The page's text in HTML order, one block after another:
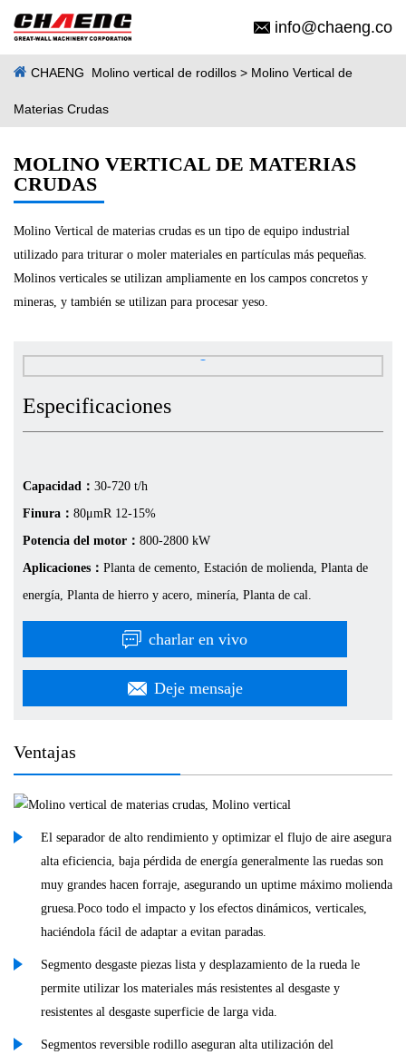
info@chaeng.co
CHAENG Molino vertical de rodillos > Molino Vertical de
Materias Crudas
MOLINO VERTICAL DE MATERIAS
CRUDAS
Molino Vertical de materias crudas es un tipo de equipo industrial
utilizado para triturar o moler materiales en partículas más pequeñas.
Molinos verticales se utilizan ampliamente en los campos concretos y
mineras, y también se utilizan para procesar yeso.
Especificaciones
Capacidad： 30-720 t/h
Finura： 80μmR 12-15%
Potencia del motor： 800-2800 kW
Aplicaciones： Planta de cemento, Estación de molienda, Planta de
energía, Planta de hierro y acero, minería, Planta de cal.
charlar en vivo
Deje mensaje
Ventajas
El separador de alto rendimiento y optimizar el flujo de aire asegura
alta eficiencia, baja pérdida de energía generalmente las ruedas son
muy grandes hacen forraje, asegurando un uptime máximo molienda
gruesa.Poco todo el impacto y los efectos dinámicos, verticales,
haciéndola fácil de adaptar a evitan paradas.
Segmento desgaste piezas lista y desplazamiento de la rueda le
permite utilizar los materiales más resistentes al desgaste y
resistentes al desgaste superficie de larga vida.
Segmentos reversible rodillo aseguran alta utilización del